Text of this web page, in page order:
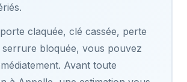
claquée, clé cassée, perte
serrure bloquée, vous pouvez
Avant toute